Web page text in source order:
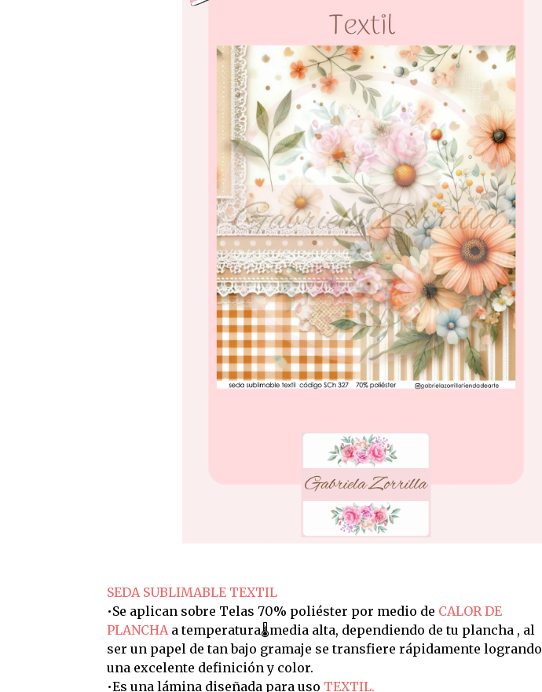
SEDA SUBLIMABLE TEXTIL
•Se aplican sobre Telas 70% poliéster por medio de CALOR DE
PLANCHA a temperatura🌡️media alta, dependiendo de tu plancha , al
ser un papel de tan bajo gramaje se transfiere rápidamente logrando
una excelente definición y color.
•Es una lámina diseñada para uso TEXTIL.